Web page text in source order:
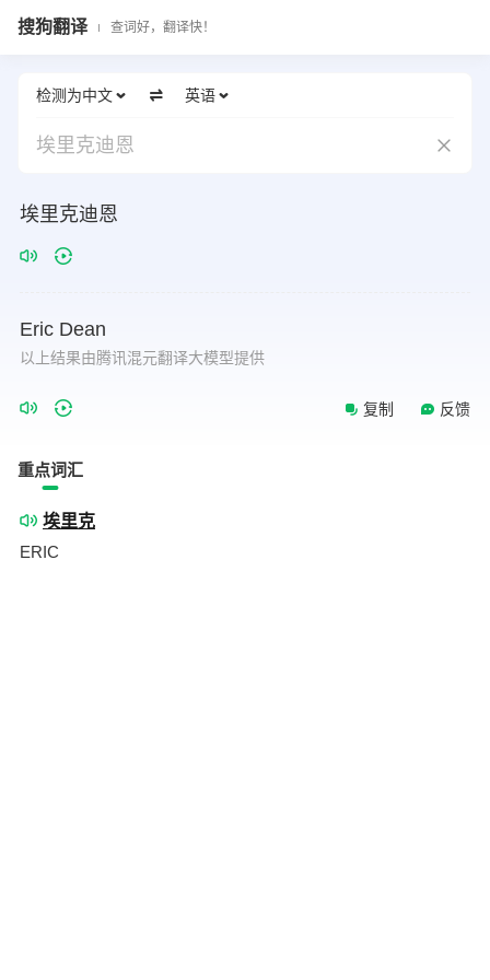
搜狗翻译 查词好，翻译快！
检测为中文 英语
埃里克迪恩
埃里克迪恩
Eric Dean
以上结果由腾讯混元翻译大模型提供
复制 反馈
重点词汇
埃里克
ERIC